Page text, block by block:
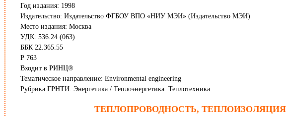
Год издания: 1998
Издательство: Издательство ФГБОУ ВПО «НИУ МЭИ» (Издательство МЭИ)
Место издания: Москва
УДК: 536.24 (063)
ББК 22.365.55
Р 763
Входит в РИНЦ®
Тематическое направление: Environmental engineering
Рубрика ГРНТИ: Энергетика / Теплоэнергетика. Теплотехника
ТЕПЛОПРОВОДНОСТЬ, TEПЛOИЗOЛЯЦИЯ